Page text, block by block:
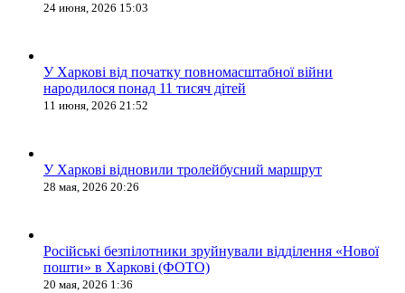
24 июня, 2026 15:03
У Харкові від початку повномасштабної війни
народилося понад 11 тисяч дітей
11 июня, 2026 21:52
У Харкові відновили тролейбусний маршрут
28 мая, 2026 20:26
Російські безпілотники зруйнували відділення «Нової
пошти» в Харкові (ФОТО)
20 мая, 2026 1:36